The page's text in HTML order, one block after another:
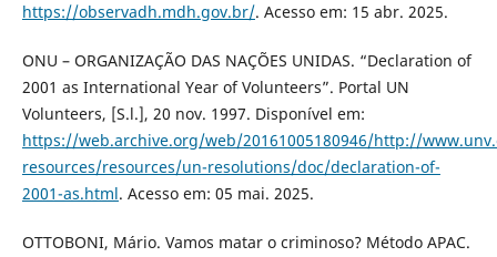
https://observadh.mdh.gov.br/. Acesso em: 15 abr. 2025.
ONU – ORGANIZAÇÃO DAS NAÇÕES UNIDAS. “Declaration of
2001 as International Year of Volunteers”. Portal UN
Volunteers, [S.l.], 20 nov. 1997. Disponível em:
https://web.archive.org/web/20161005180946/http://
resources/resources/un-resolutions/doc/declaration-of-
2001-as.html. Acesso em: 05 mai. 2025.
OTTOBONI, Mário. Vamos matar o criminoso? Método APAC.